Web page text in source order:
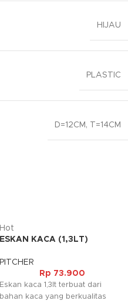
HIJAU
PLASTIC
D=12CM , T=14CM
Hot
ESKAN KACA (1,3LT)
PITCHER
Rp 73.900
Eskan kaca 1,3lt terbuat dari
bahan kaca yang berkualitas